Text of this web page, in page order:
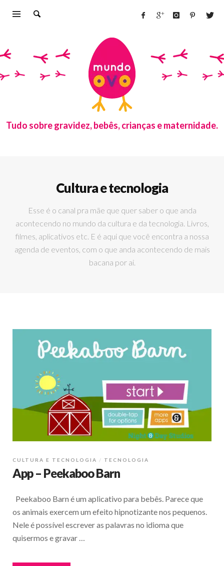
Tudo sobre gravidez, bebês, crianças e maternidade.
Cultura e tecnologia
Esse é o canal pra mãe que quer saber o que anda
acontecendo no mundo da cultura e da tecnologia. Livros,
filmes, aplicativos etc. E é aqui que você encontra a nossa
agenda de eventos, com o que anda acontecendo de mais
bacana por ai.
CULTURA E TECNOLOGIA TECNOLOGIA
App – Peekaboo Barn
Peekaboo Barn é um aplicativo para bebês. Parece que
os animais exercem um efeito hipnotizante nos pequenos.
Nele é possível escrever as palavras no idioma que
quisermos e gravar …